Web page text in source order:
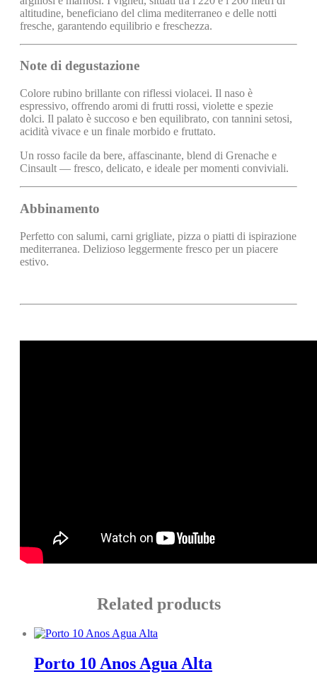
altitudine, beneficiano del clima mediterraneo e delle notti
fresche, garantendo equilibrio e freschezza.
Note di degustazione
Colore rubino brillante con riflessi violacei. Il naso è
espressivo, offrendo aromi di frutti rossi, violette e spezie
dolci. Il palato è succoso e ben equilibrato, con tannini setosi,
acidità vivace e un finale morbido e fruttato.
Un rosso facile da bere, affascinante, blend di Grenache e
Cinsault — fresco, delicato, e ideale per momenti conviviali.
Abbinamento
Perfetto con salumi, carni grigliate, pizza o piatti di ispirazione
mediterranea. Delizioso leggermente fresco per un piacere
estivo.
Related products
Porto 10 Anos Agua Alta